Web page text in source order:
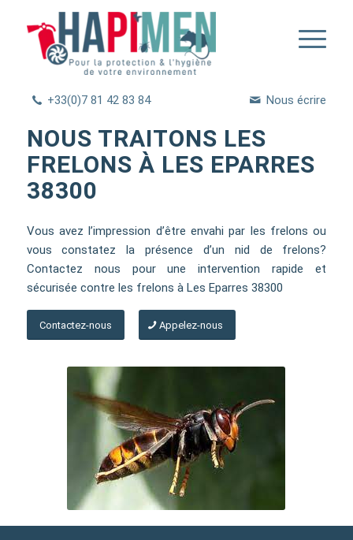
+33(0)7 81 42 83 84 Nous écrire
NOUS TRAITONS LES
FRELONS À LES EPARRES
38300
Vous avez l’impression d’être envahi par les frelons ou
vous constatez la présence d’un nid de frelons?
Contactez nous pour une intervention rapide et
sécurisée contre les frelons à Les Eparres 38300
Contactez-nous Appelez-nous